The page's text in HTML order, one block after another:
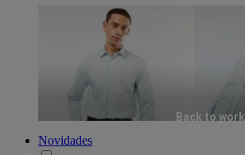
Back to work
Novidades